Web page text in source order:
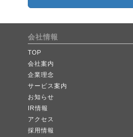
会社情報
TOP
会社案内
企業理念
サービス案内
お知らせ
IR情報
アクセス
採用情報